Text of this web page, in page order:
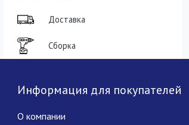
Доставка
Сборка
Информация для покупателей
О компании